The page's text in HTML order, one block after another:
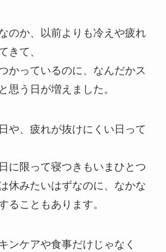
のか、以前よりも冷えや疲れ
きて、
かっているのに、なんだかス
思う日が増えました。
や、疲れが抜けにくい日って
に限って寝つきもいまひとつ
休みたいはずなのに、なかな
ることもあります。
ンケアや食事だけじゃなく